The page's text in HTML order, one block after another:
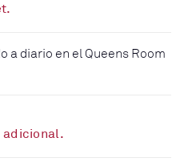
a diario en el Queens Room
adicional.